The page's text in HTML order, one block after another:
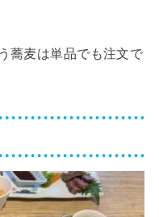
蕎麦は単品でも注文で